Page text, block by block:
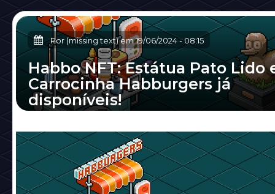
Por (missing text) em19/06/2024-08:15
Habbo NFT: Estátua Pato Lido
Carrocinha Habburgers já
disponíveis!
novos mobis em sua loja nessa manhã,
todas informações sobre eles!